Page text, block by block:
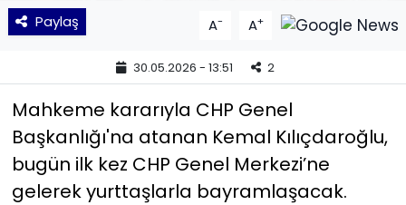
Paylaş A- A+
30.05.2026 - 13:51 2
Mahkeme kararıyla CHP Genel
Başkanlığı'na atanan Kemal Kılıçdaroğlu,
bugün ilk kez CHP Genel Merkezi’ne
gelerek yurttaşlarla bayramlaşacak.
SPOR
TEKNOLOJİ
Yaşam
YEREL POLİTİKA